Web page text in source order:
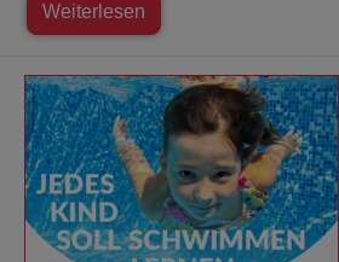
Weiterlesen